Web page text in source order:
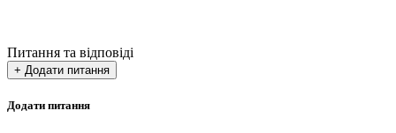
Питання та відповіді
+ Додати питання
Додати питання